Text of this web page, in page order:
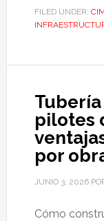
FILED UNDER:
pilotes
por
JUNIO 3, 2026
Cómo